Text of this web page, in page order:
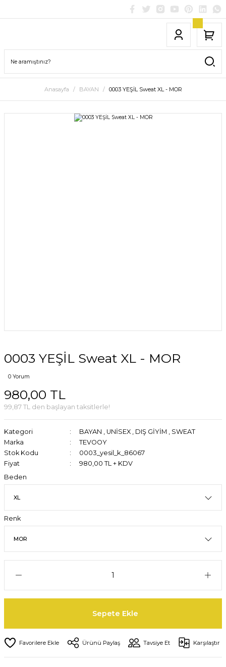
Anasayfa BAYAN 0003 YEŞİL Sweat XL - MOR
0003 YEŞİL Sweat XL - MOR
0 Yorum
980,00 TL
99,87 TL den başlayan taksitlerle!
Kategori BAYAN , UNİSEX , DIŞ GİYİM , SWEAT
Marka
TEVOOY
Stok Kodu
0003_yesil_k_86067
Fiyat
980,00 TL + KDV
Beden
Renk
Sepete Ekle
Ürünü Paylaş Tavsiye Et Karşılaştır